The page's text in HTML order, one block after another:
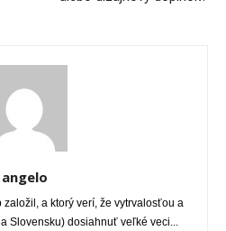
angelo
založil, a ktorý verí, že vytrvalosťou a
Slovensku) dosiahnuť veľké veci...